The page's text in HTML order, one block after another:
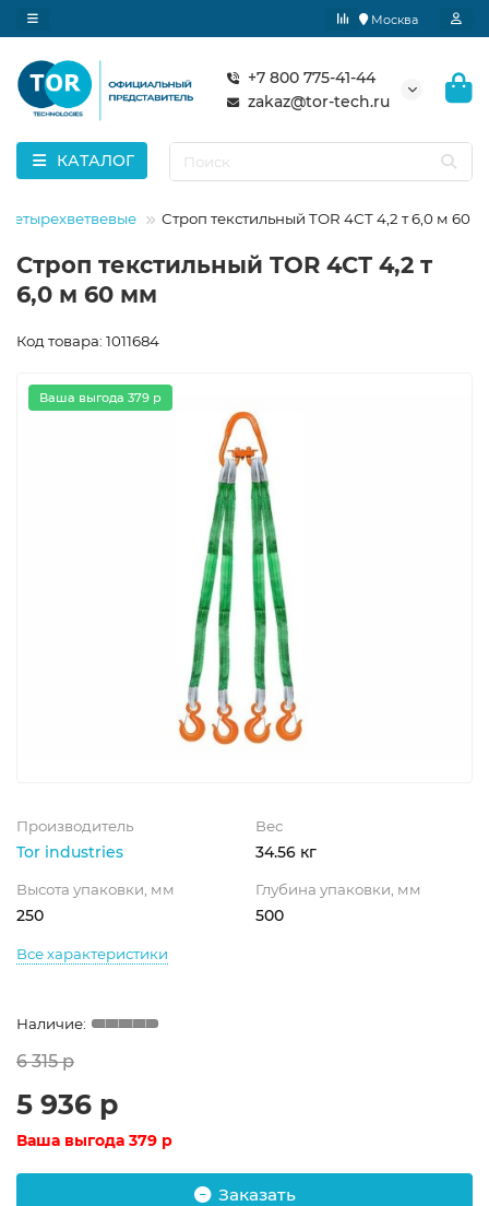
Москва
+7 800 775-41-44
zakaz@tor-tech.ru
КАТАЛОГ
Строп текстильный TOR 4СТ 4,2 т 6,0 м 60
Строп текстильный TOR 4СТ 4,2 т
6,0 м 60 мм
Код товара: 1011684
Ваша выгода 379 р
Производитель
Tor industries
Вес
34.56 кг
Высота упаковки, мм
250
Глубина упаковки, мм
500
Все характеристики
6 315 р
5 936 р
Ваша выгода 379 р
Заказать